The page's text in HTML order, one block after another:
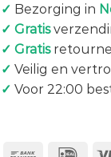
✓ Bezorging in
✓ Gratis
✓ Gratis
✓ Veilig en
✓ Voor 22:00